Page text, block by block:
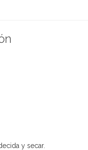
y secar.